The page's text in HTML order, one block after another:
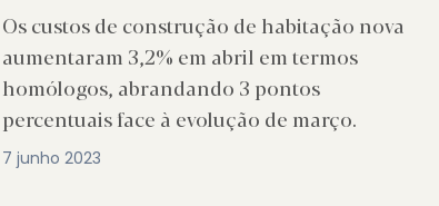
Os custos de construção de habitação nova
aumentaram 3,2% em abril em termos
homólogos, abrandando 3 pontos
percentuais face à evolução de março.
7 junho 2023